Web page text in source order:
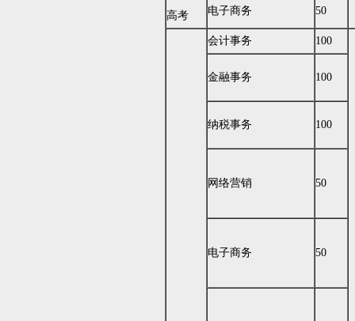
高考
电子商务
50
会计事务 100
金融事务 100
纳税事务 100
网络营销 50
电子商务 50